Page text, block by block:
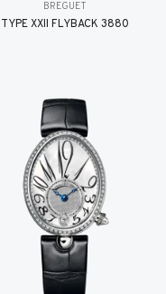
BREGUET
TYPE XXII FLYBACK 3880